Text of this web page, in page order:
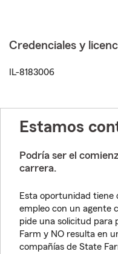
Credenciales y
IL-8183006
Estamos
Podría ser el
carrera.
Esta oportunidad tiene
empleo con un agente
pide una solicitud para
Farm y NO resulta en
compañías de State